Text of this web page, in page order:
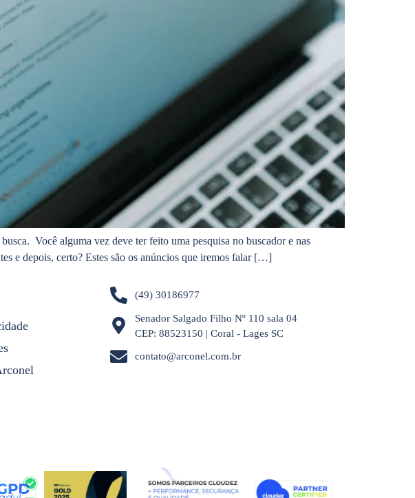
Você alguma vez deve ter feito uma pesquisa no buscador e nas
e depois, certo? Estes são os anúncios que iremos falar […]
(49) 30186977
Senador Salgado Filho Nº 110 sala 04
CEP: 88523150 | Coral - Lages SC
contato@arconel.com.br